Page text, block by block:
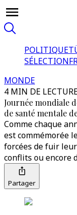
POLITIQUE
SÉLECTION
MONDE
4 MIN DE
Journée mondiale
de santé mentale
Comme chaque
est commémorée
forcées de fuir
conflits ou encore
Partager